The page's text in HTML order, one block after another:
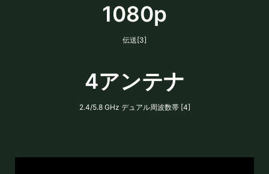
1080p
伝送[3]
4アンテナ
2.4/5.8 GHz デュアル周波数帯 [4]